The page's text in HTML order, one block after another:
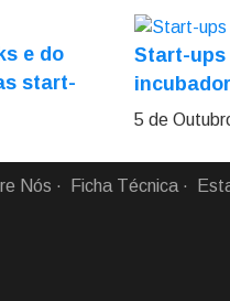
e do
start-
Start-ups
5 de
Nós
Ficha Técnica